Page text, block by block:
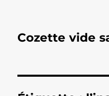
Cozette vide